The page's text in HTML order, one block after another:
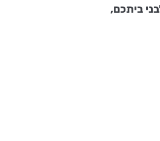
ביתכם,